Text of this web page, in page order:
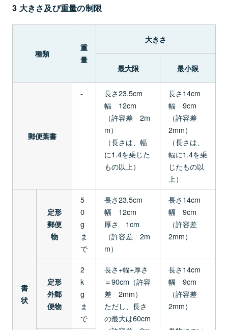
3 大きさ及び重量の制限
種類
重
量
大きさ
最大限 最小限
郵便葉書
-
長さ23.5cm
幅 12cm
（許容差 2m
m）
（長さは、幅
に1.4を乗じた
もの以上）
長さ14cm
幅 9cm
（許容差
2mm）
（長さは、
幅に1.4を乗
じたもの以
上）
書
状
定形
郵便
物
5
0
g
ま
で
長さ23.5cm
幅 12cm
厚さ 1cm
（許容差 2m
m）
長さ14cm
幅 9cm
（許容差
2mm）
定形
外郵
便物
2
k
g
ま
で
長さ+幅+厚さ
＝90cm（許容
差 2mm）
ただし、長さ
の最大は60cm
長さ14cm
幅 9cm
（許容差
2mm）